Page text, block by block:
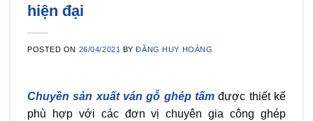
hiện đại
POSTED ON 26/04/2021 BYĐĂNG HUY HOÀNG
Chuyền sản xuất ván gỗ ghép tấm được thiết kế
phù hợp với các đơn vị chuyên gia công ghép